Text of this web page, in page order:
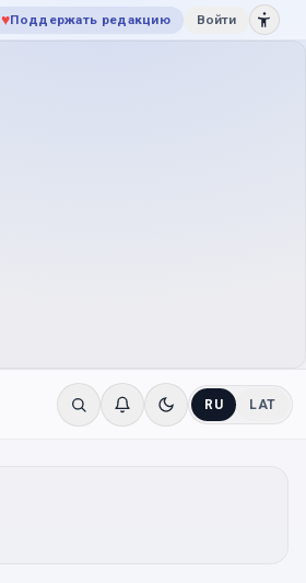
♥Поддержать редакцию Войти
RU LAT